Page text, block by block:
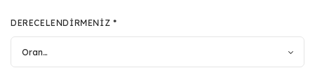
DERECELENDIRMENIZ *